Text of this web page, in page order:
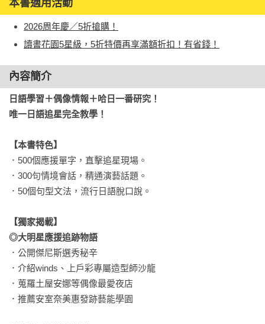
本書適用活動
2026周年慶／5折搶購！
讀書花園5星級，5折特價再享滿額折扣！有省錢！
內容簡介
日語學習＋偶像情報＋哈日一番研究！
唯一日語追星完全教學！
【本書特色】
．500個應援單字，直擊追星現場。
．300句情境會話，精通演藝話題。
．50個句型文法，流行日語脫口說。
【獨家揭載】
◎大明星應援追跡物語
．公開傑尼斯選秀秘辛
．介紹winds、上戶彩專屬造型師沙龍
．蒐羅土屋安娜等偶像最愛夜店
．推薦安室奈美惠發跡藝能學園